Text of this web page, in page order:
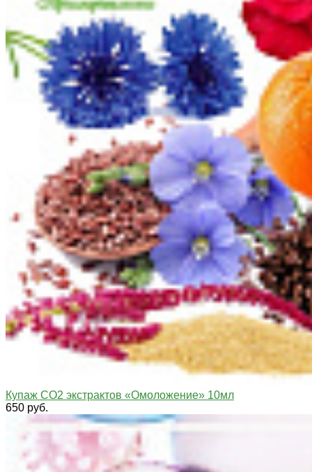
Купаж СО2 экстрактов «Омоложение» 10мл
650 руб.